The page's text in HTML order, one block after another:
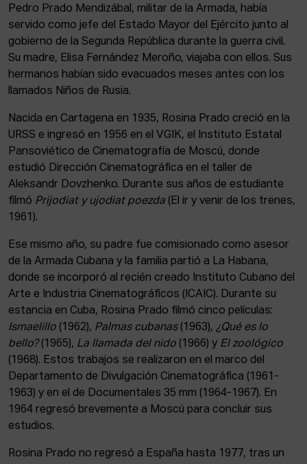
Pedro Prado Mendizábal, militar de la Armada, había
servido como jefe del Estado Mayor del Ejército junto al
gobierno de la Segunda República durante la guerra civil.
Su madre, Elisa Fernández Meroño, viajaba con ellos. Sus
hermanos habían sido evacuados meses antes con los
llamados Niños de Rusia.
Nacida en Cartagena en 1935, Rosina Prado creció en la
URSS e ingresó en 1956 en el VGIK, el Instituto Estatal
Pansoviético de Cinematografía de Moscú, donde
estudió Dirección Cinematográfica en el taller de
Aleksandr Dovzhenko. Durante sus años de estudiante
filmó Prijodiat y ujodiat poezda (El ir y venir de los trenes,
1961).
Ese mismo año, su padre fue comisionado como asesor
de la Armada Cubana y la familia partió a La Habana,
donde se incorporó al recién creado Instituto Cubano del
Arte e Industria Cinematográficos (ICAIC). Durante su
estancia en Cuba, Rosina Prado filmó cinco películas:
Ismaelillo (1962), Palmas cubanas(1963), ¿Qué es lo
bello?(1965), La llamada del nido (1966) y El zoológico
(1968). Estos trabajos se realizaron en el marco del
Departamento de Divulgación Cinematográfica (1961-
1963) y en el de Documentales 35 mm (1964-1967). En
1964 regresó brevemente a Moscú para concluir sus
estudios.
Rosina Prado no regresó a España hasta 1977, tras un